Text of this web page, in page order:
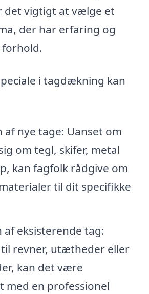
det vigtigt at vælge et
der har erfaring og
forhold.
i tagdækning kan
nye tage: Uanset om
om tegl, skifer, metal
kan fagfolk rådgive om
til dit specifikke
af eksisterende tag:
revner, utætheder eller
kan det være
med en professionel